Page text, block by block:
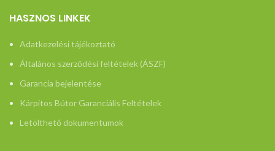
HASZNOS LINKEK
Adatkezelési tájékoztató
Általános szerződési feltételek (ÁSZF)
Garancia bejelentése
Kárpitos Bútor Garanciális Feltételek
Letölthető dokumentumok